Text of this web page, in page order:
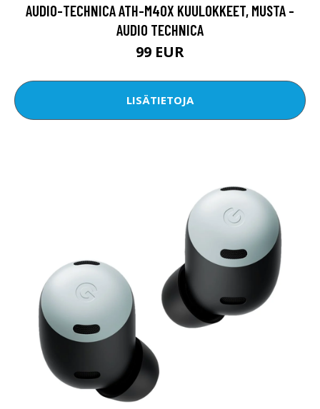
AUDIO-TECHNICA ATH-M40X KUULOKKEET, MUSTA -
AUDIO TECHNICA
99 EUR
LISÄTIETOJA